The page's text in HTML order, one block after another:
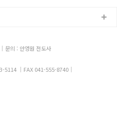
문의 : 안영원 전도사
5114 ｜FAX 041-555-8740｜